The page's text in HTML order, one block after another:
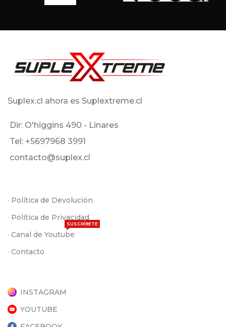
Suplex.cl ahora es Suplextreme.cl
Dir: O'higgins 490 - Linares
Tel: +5697968 3991
contacto@suplex.cl
· Política de Devolución
· Política de Privacidad
· Canal de Youtube
SUSCRÍBETE
· Contacto
INSTAGRAM
YOUTUBE